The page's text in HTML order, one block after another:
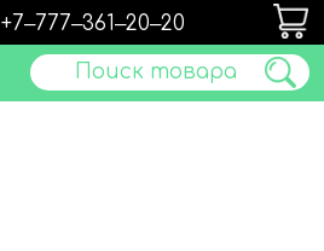
Поиск товара
+7‒777‒361‒20‒20